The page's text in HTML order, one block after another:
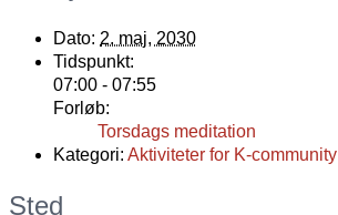
Dato: 2. maj, 2030
Tidspunkt:
07:00 - 07:55
Forløb:
Torsdags meditation
Kategori: Aktiviteter for K-community
Sted